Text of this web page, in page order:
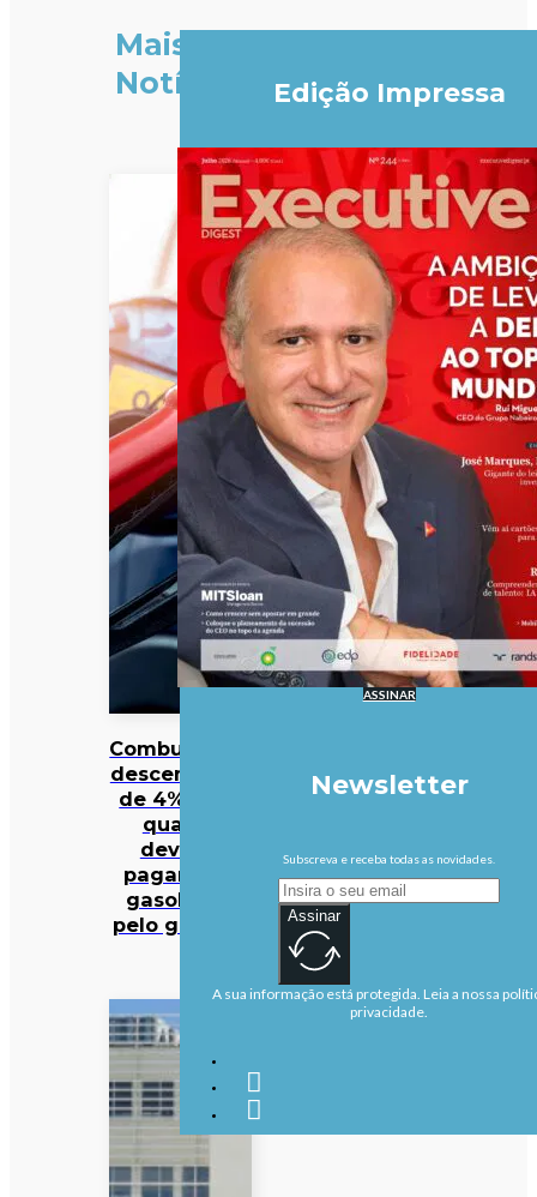
Mais
Notícias
Combustíveis
descem mais
de 4%. Veja
quanto
deveria
pagar pela
gasolina e
pelo gasóleo
Edição Impressa
ASSINAR
Newsletter
Subscreva e receba todas as novidades.
Assinar
A sua informação está protegida. Leia a nossa
privacidade.